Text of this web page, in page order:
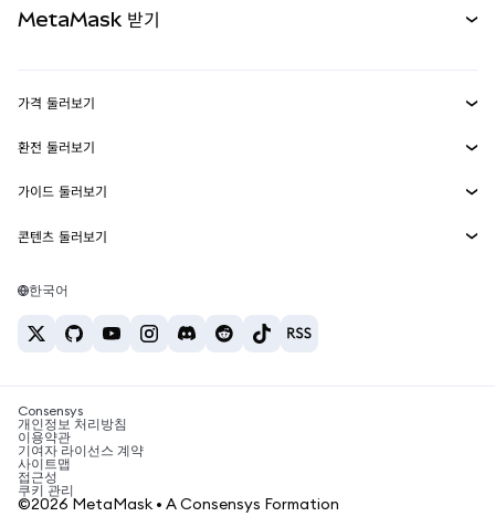
실물자산
MetaMask Connect
Snaps
웹3 서비스
MetaMask 받기
보안
고객 지원
채용
가격 둘러보기
이더리움 가격
솔라나 가격
테더 가격
환전 둘러보기
ETH를 USD로 환전
USDT를 INR로 환전
BTC를 INR로 환전
ETH를 USDT로 환전
가이드 둘러보기
ETH 매수
USDT 매수
SHIB 매수
BNB 매수
콘텐츠 둘러보기
솔라나 지갑
암호화폐 세금 뉴스
암호화폐 매수 방법
비트코인 매도 방법
한국어
Consensys
개인정보 처리방침
이용약관
기여자 라이선스 계약
사이트맵
접근성
쿠키 관리
©2026 MetaMask • A Consensys Formation